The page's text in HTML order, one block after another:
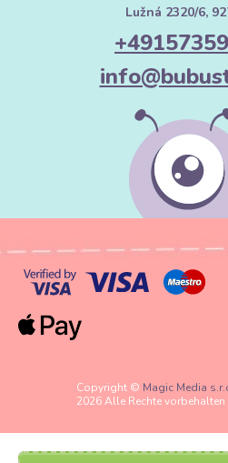
Lužná 2320/6,
Copyright © Magic Media
2026 Alle Rechte vorbehalten